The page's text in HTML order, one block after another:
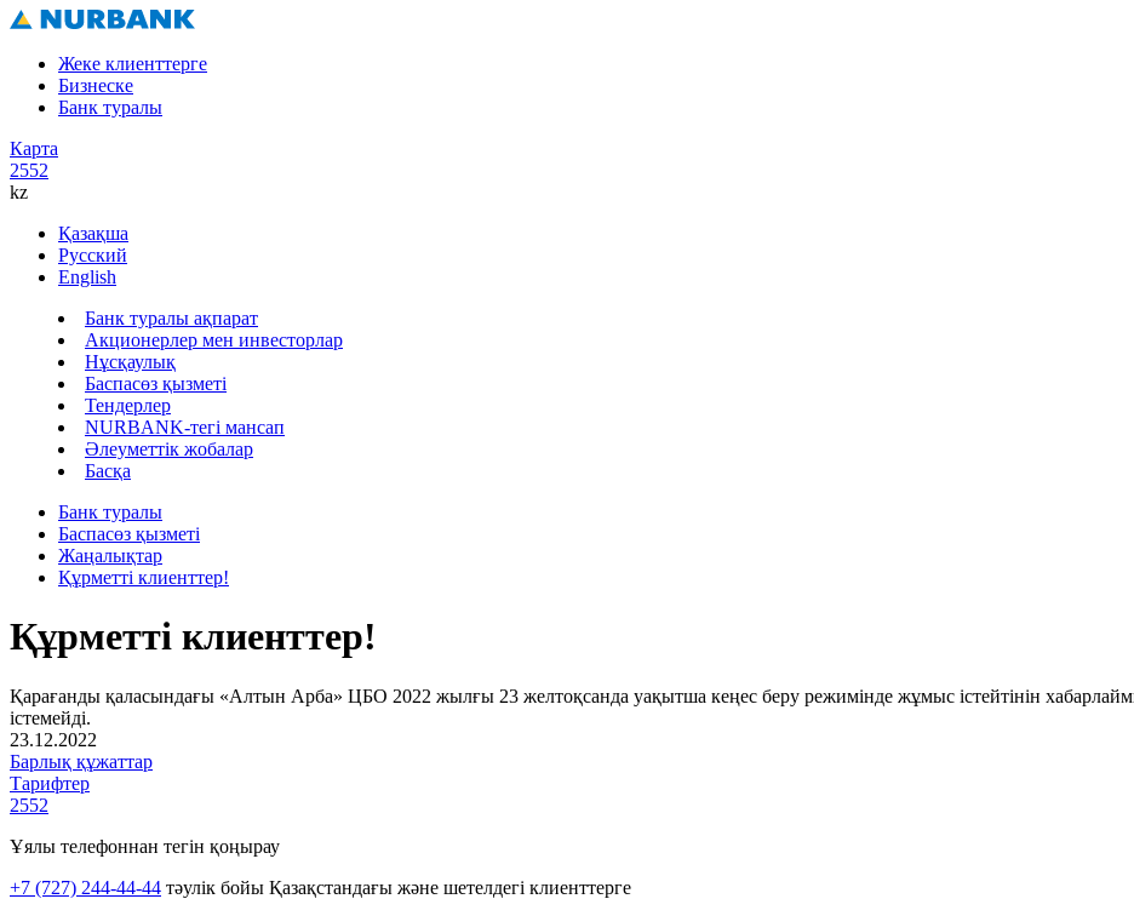
Жеке клиенттерге
Бизнеске
Банк туралы
Карта
2552
kz
Қазақша
Русский
English
Банк туралы ақпарат
Акционерлер мен инвесторлар
Нұсқаулық
Баспасөз қызметі
Тендерлер
NURBANK-тегі мансап
Әлеуметтік жобалар
Басқа
Банк туралы
Баспасөз қызметі
Жаңалықтар
Құрметті клиенттер!
Құрметті клиенттер!
Қарағанды қаласындағы «Алтын Арба» ЦБО 2022 жылғы 23 желтоқсанда уақытша кеңес беру режимінде жұмыс істейтінін
істемейді.
23.12.2022
Барлық құжаттар
Тарифтер
2552
Ұялы телефоннан тегін қоңырау
+7 (727) 244-44-44 тәулік бойы Қазақстандағы және шетелдегі клиенттерге